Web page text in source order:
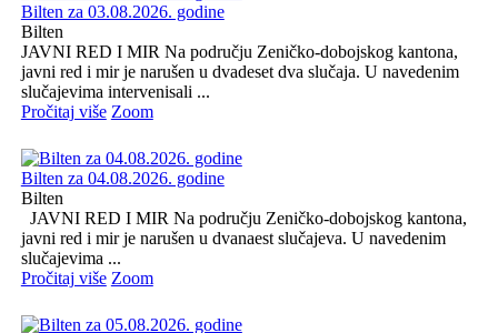
Bilten za 03.08.2026. godine
Bilten
JAVNI RED I MIR Na području Zeničko-dobojskog kantona,
javni red i mir je narušen u dvadeset dva slučaja. U navedenim
slučajevima intervenisali ...
Pročitaj više Zoom
Bilten za 04.08.2026. godine
Bilten
JAVNI RED I MIR Na području Zeničko-dobojskog kantona,
javni red i mir je narušen u dvanaest slučajeva. U navedenim
slučajevima ...
Pročitaj više Zoom